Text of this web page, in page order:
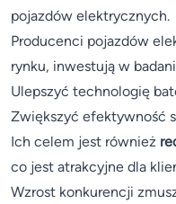
pojazdów elektrycznych.
Producenci pojazdów
rynku, inwestują w
Ulepszyć technologię
Zwiększyć efektywność
Ich celem jest również
co jest atrakcyjne dla
Wzrost konkurencji